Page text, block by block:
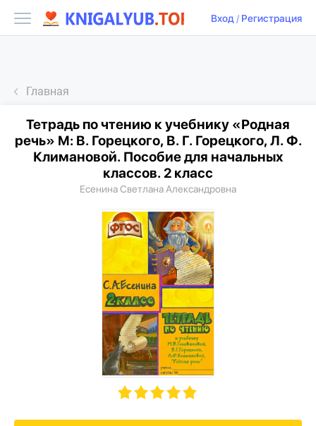
Вход/ Регистрация
Главная
Тетрадь по чтению к учебнику «Родная
речь» М: В. Горецкого, В. Г. Горецкого, Л. Ф.
Климановой. Пособие для начальных
классов. 2 класс
Есенина Светлана Александровна